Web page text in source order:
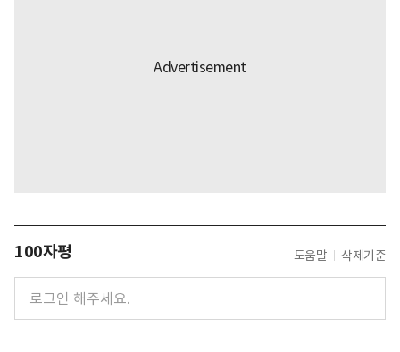
100자평 도움말 삭제기준